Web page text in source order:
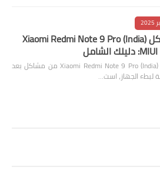
إصلاح مشاكل Xiaomi Redmi Note 9 Pro (India)
وصف قصير للمقال: هل يعاني Xiaomi Redmi Note 9 Pro (India) من مشاكل بعد